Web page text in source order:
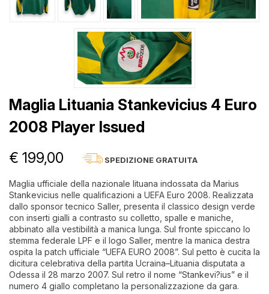
Maglia Lituania Stankevicius 4 Euro
2008 Player Issued
€ 199,00 SPEDIZIONE GRATUITA
Maglia ufficiale della nazionale lituana indossata da Marius
Stankevicius nelle qualificazioni a UEFA Euro 2008. Realizzata
dallo sponsor tecnico Saller, presenta il classico design verde
con inserti gialli a contrasto su colletto, spalle e maniche,
abbinato alla vestibilità a manica lunga. Sul fronte spiccano lo
stemma federale LPF e il logo Saller, mentre la manica destra
ospita la patch ufficiale “UEFA EURO 2008”. Sul petto è cucita la
dicitura celebrativa della partita Ucraina–Lituania disputata a
Odessa il 28 marzo 2007. Sul retro il nome “Stankevi?ius” e il
numero 4 giallo completano la personalizzazione da gara.